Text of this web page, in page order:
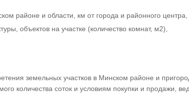
районе и области, км от города и районного центра,
объектов на участке (количество комнат, м2),
земельных участков в Минском районе и
количества соток и условиям покупки и продажи,